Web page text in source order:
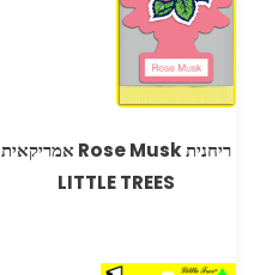
ריחנית Rose Musk אמריקאית
LITTLE TREES